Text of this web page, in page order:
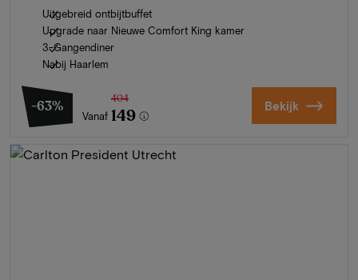
Uitgebreid ontbijtbuffet
Upgrade naar Nieuwe Comfort King kamer
3-Gangendiner
Nabij Haarlem
-63%
Vanaf
404
149 Bekijk